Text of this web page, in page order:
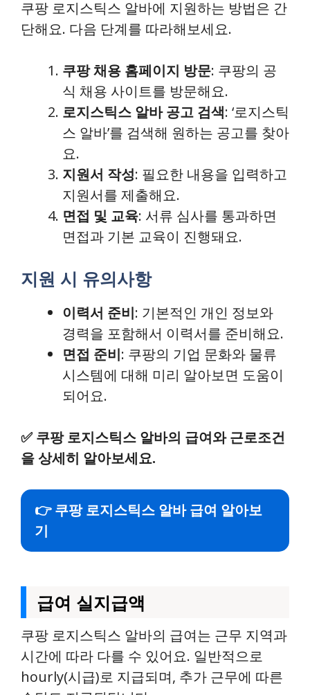
쿠팡 로지스틱스 알바에 지원하는 방법은 간
단해요. 다음 단계를 따라해보세요.
쿠팡 채용 홈페이지 방문: 쿠팡의 공
식 채용 사이트를 방문해요.
로지스틱스 알바 공고 검색: ‘로지스틱
스 알바’를 검색해 원하는 공고를 찾아
요.
지원서 작성: 필요한 내용을 입력하고
지원서를 제출해요.
면접 및 교육: 서류 심사를 통과하면
면접과 기본 교육이 진행돼요.
지원 시 유의사항
이력서 준비: 기본적인 개인 정보와
경력을 포함해서 이력서를 준비해요.
면접 준비: 쿠팡의 기업 문화와 물류
시스템에 대해 미리 알아보면 도움이
되어요.
✅ 쿠팡 로지스틱스 알바의 급여와 근로조건
을 상세히 알아보세요.
👉 쿠팡 로지스틱스 알바 급여 알아보
기
급여 실지급액
쿠팡 로지스틱스 알바의 급여는 근무 지역과
시간에 따라 다를 수 있어요. 일반적으로
hourly(시급)로 지급되며, 추가 근무에 따른